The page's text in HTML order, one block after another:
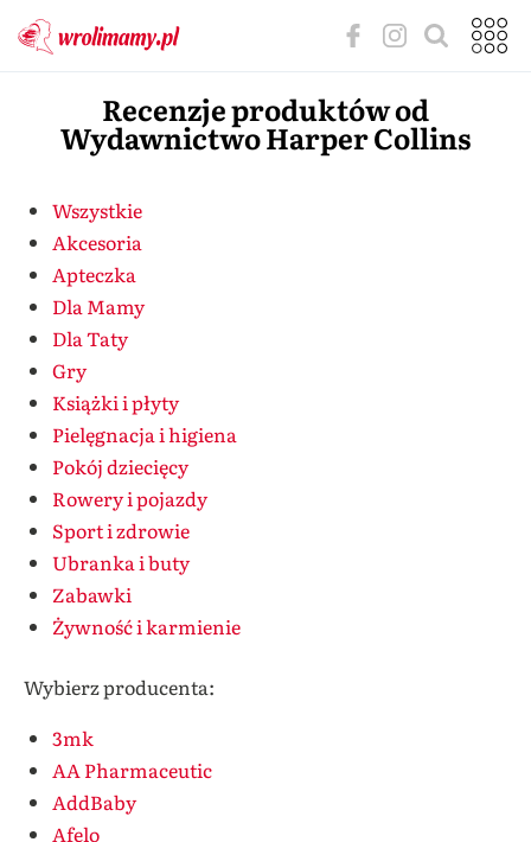
Recenzje produktów od
Wydawnictwo Harper Collins
Wszystkie
Akcesoria
Apteczka
Dla Mamy
Dla Taty
Gry
Książki i płyty
Pielęgnacja i higiena
Pokój dziecięcy
Rowery i pojazdy
Sport i zdrowie
Ubranka i buty
Zabawki
Żywność i karmienie
Wybierz producenta:
3mk
AA Pharmaceutic
AddBaby
Afelo